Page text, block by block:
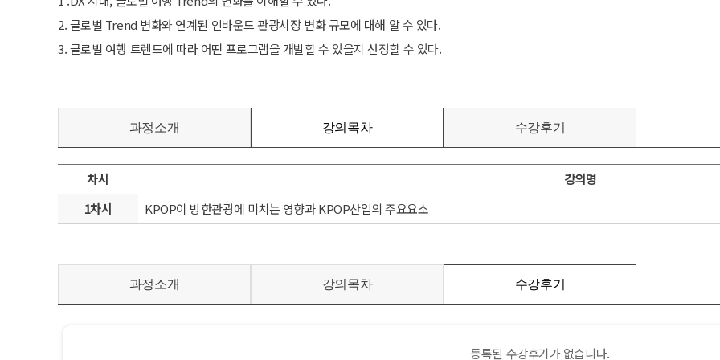
2. 글로벌 Trend 변화와 연계된 인바운드 관광시장 변화 규모에 대해 알 수 있다.
3. 글로벌 여행 트렌드에 따라 어떤 프로그램을 개발할 수 있을지 선정할 수 있다.
과정소개 강의목차 수강후기
차시
강의명
1차시
KPOP이 방한관광에 미치는 영향과 KPOP산업의 주요요소
과정소개 강의목차 수강후기